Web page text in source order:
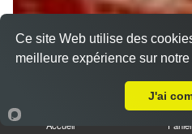
Accueil Panier
Ce site Web utilise des
meilleure expérience sur
J'ai